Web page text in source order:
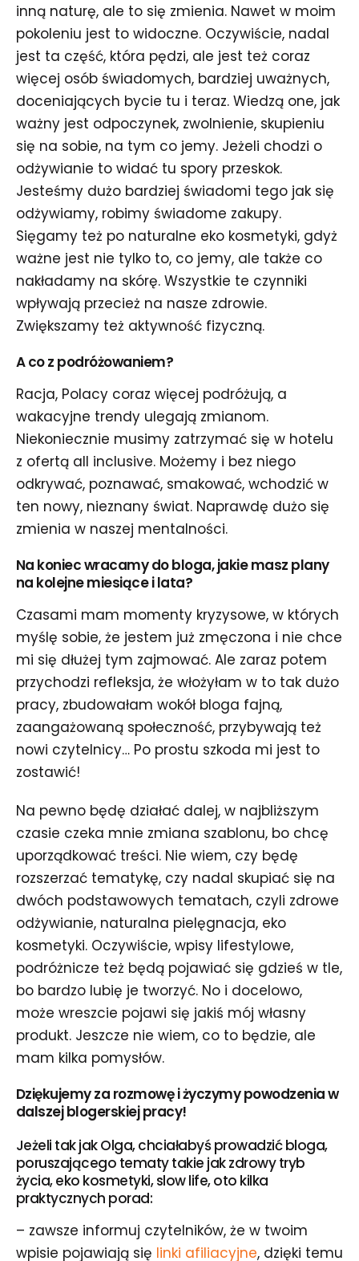
inną naturę, ale to się zmienia. Nawet w moim
pokoleniu jest to widoczne. Oczywiście, nadal
jest ta część, która pędzi, ale jest też coraz
więcej osób świadomych, bardziej uważnych,
doceniających bycie tu i teraz. Wiedzą one, jak
ważny jest odpoczynek, zwolnienie, skupieniu
się na sobie, na tym co jemy. Jeżeli chodzi o
odżywianie to widać tu spory przeskok.
Jesteśmy dużo bardziej świadomi tego jak się
odżywiamy, robimy świadome zakupy.
Sięgamy też po naturalne eko kosmetyki, gdyż
ważne jest nie tylko to, co jemy, ale także co
nakładamy na skórę. Wszystkie te czynniki
wpływają przecież na nasze zdrowie.
Zwiększamy też aktywność fizyczną.
A co z podróżowaniem?
Racja, Polacy coraz więcej podróżują, a
wakacyjne trendy ulegają zmianom.
Niekoniecznie musimy zatrzymać się w hotelu
z ofertą all inclusive. Możemy i bez niego
odkrywać, poznawać, smakować, wchodzić w
ten nowy, nieznany świat. Naprawdę dużo się
zmienia w naszej mentalności.
Na koniec wracamy do bloga, jakie masz plany
na kolejne miesiące i lata?
Czasami mam momenty kryzysowe, w których
myślę sobie, że jestem już zmęczona i nie chce
mi się dłużej tym zajmować. Ale zaraz potem
przychodzi refleksja, że włożyłam w to tak dużo
pracy, zbudowałam wokół bloga fajną,
zaangażowaną społeczność, przybywają też
nowi czytelnicy… Po prostu szkoda mi jest to
zostawić!
Na pewno będę działać dalej, w najbliższym
czasie czeka mnie zmiana szablonu, bo chcę
uporządkować treści. Nie wiem, czy będę
rozszerzać tematykę, czy nadal skupiać się na
dwóch podstawowych tematach, czyli zdrowe
odżywianie, naturalna pielęgnacja, eko
kosmetyki. Oczywiście, wpisy lifestylowe,
podróżnicze też będą pojawiać się gdzieś w tle,
bo bardzo lubię je tworzyć. No i docelowo,
może wreszcie pojawi się jakiś mój własny
produkt. Jeszcze nie wiem, co to będzie, ale
mam kilka pomysłów.
Dziękujemy za rozmowę i życzymy powodzenia w
dalszej blogerskiej pracy!
Jeżeli tak jak Olga, chciałabyś prowadzić bloga,
poruszającego tematy takie jak zdrowy tryb
życia, eko kosmetyki, slow life, oto kilka
praktycznych porad:
– zawsze informuj czytelników, że w twoim
wpisie pojawiają się linki afiliacyjne, dzięki temu